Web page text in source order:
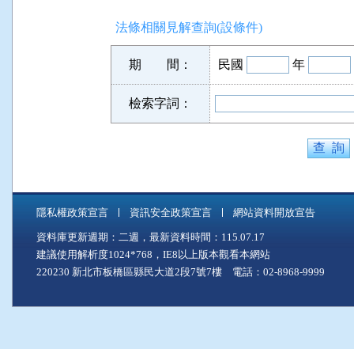
法條相關見解查詢(設條件)
期 間： 民國 年
檢索字詞：
隱私權政策宣言 資訊安全政策宣言 網站資料開放宣告
資料庫更新週期：二週，最新資料時間：115.07.17
建議使用解析度1024*768，IE8以上版本觀看本網站
220230 新北市板橋區縣民大道2段7號7樓 電話：02-8968-9999